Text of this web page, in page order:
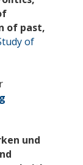
of past,
of
und